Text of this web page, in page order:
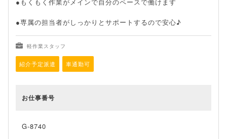
●専属の担当者がしっかりとサポートするので安心♪
軽作業スタッフ
紹介予定派遣 車通勤可
お仕事番号
G-8740